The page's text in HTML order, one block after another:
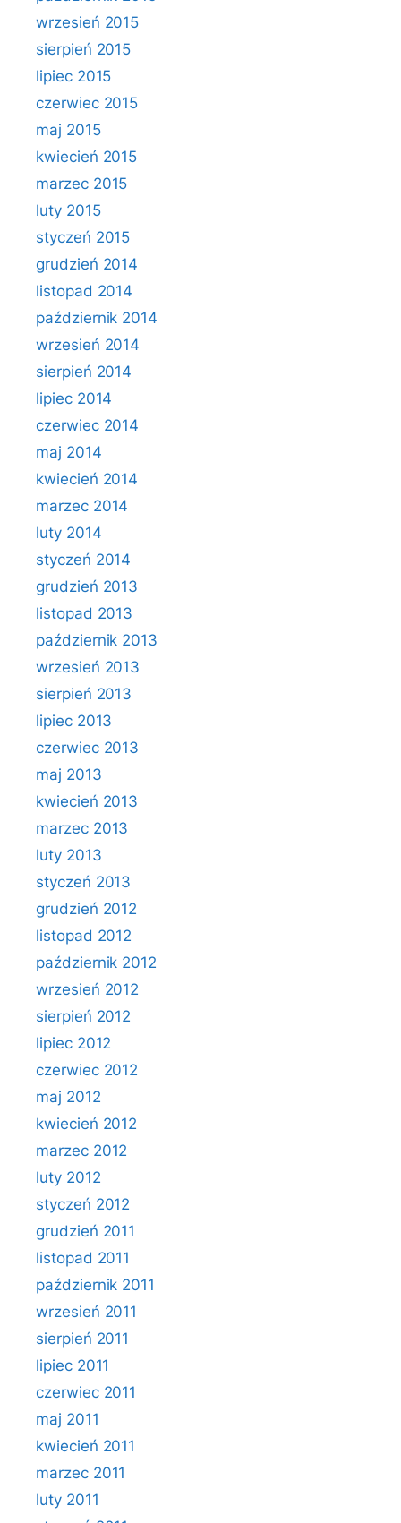
wrzesień 2015
sierpień 2015
lipiec 2015
czerwiec 2015
maj 2015
kwiecień 2015
marzec 2015
luty 2015
styczeń 2015
grudzień 2014
listopad 2014
październik 2014
wrzesień 2014
sierpień 2014
lipiec 2014
czerwiec 2014
maj 2014
kwiecień 2014
marzec 2014
luty 2014
styczeń 2014
grudzień 2013
listopad 2013
październik 2013
wrzesień 2013
sierpień 2013
lipiec 2013
czerwiec 2013
maj 2013
kwiecień 2013
marzec 2013
luty 2013
styczeń 2013
grudzień 2012
listopad 2012
październik 2012
wrzesień 2012
sierpień 2012
lipiec 2012
czerwiec 2012
maj 2012
kwiecień 2012
marzec 2012
luty 2012
styczeń 2012
grudzień 2011
listopad 2011
październik 2011
wrzesień 2011
sierpień 2011
lipiec 2011
czerwiec 2011
maj 2011
kwiecień 2011
marzec 2011
luty 2011